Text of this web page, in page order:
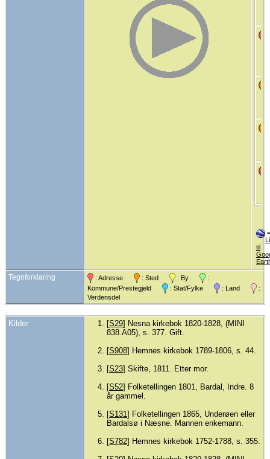
=
til
Tegnforklaring : Adresse : Sted : By
:
Kommune/Prestegjeld
: Stat/Fylke : Land
:
Verdensdel
Kilder [S29] Nesna kirkebok 1820-1828, (MINI
838.A05), s. 377. Gift.
[S908] Hemnes kirkebok 1789-1806, s. 44.
[S23] Skifte, 1811. Etter mor.
[S52] Folketellingen 1801, Bardal, Indre. 8
år gammel.
[S131] Folketellingen 1865, Underøen eller
Bardalsø i Næsne. Mannen enkemann.
[S782] Hemnes kirkebok 1752-1788, s. 355.